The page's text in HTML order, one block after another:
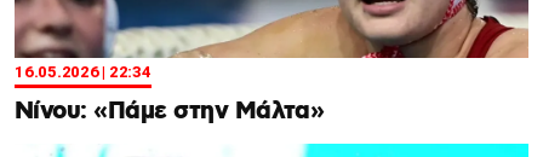
16.05.2026 | 22:34
Nίνου: «Πάμε στην Μάλτα»